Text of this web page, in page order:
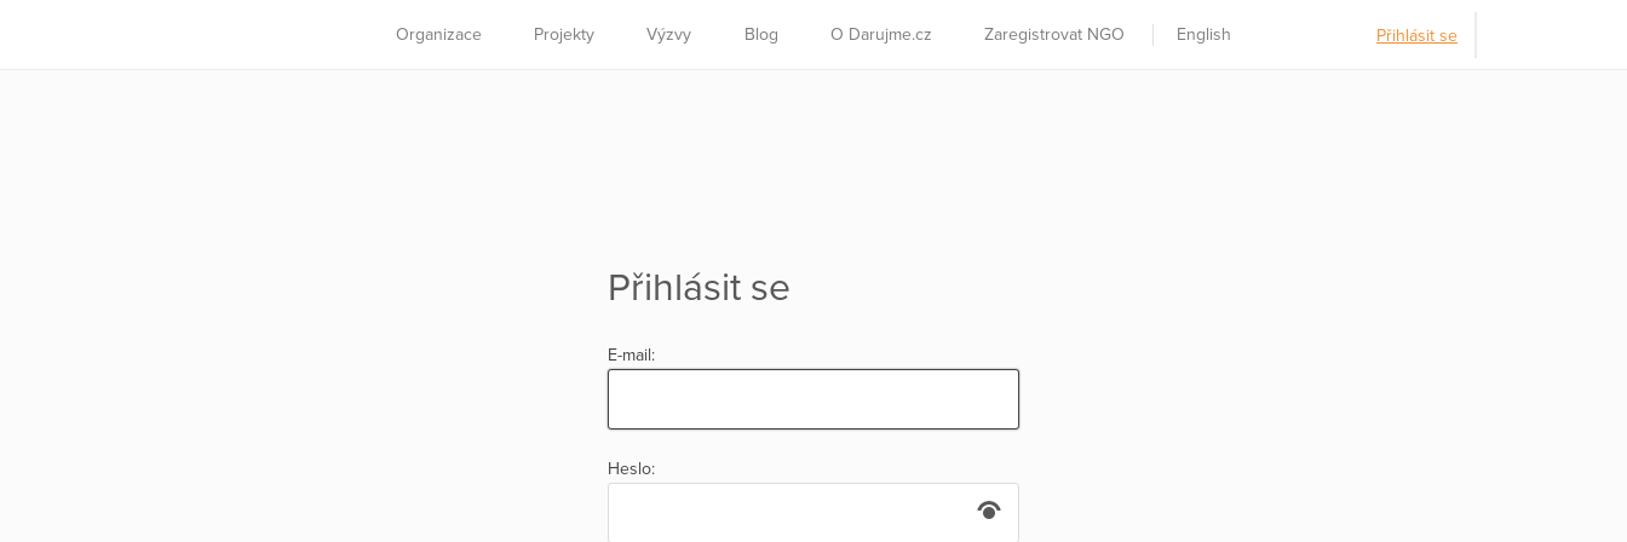
Organizace Projekty Výzvy Blog O Darujme.cz Zaregistrovat NGO English Přihlásit se
Přihlásit se
E-mail:
Heslo: